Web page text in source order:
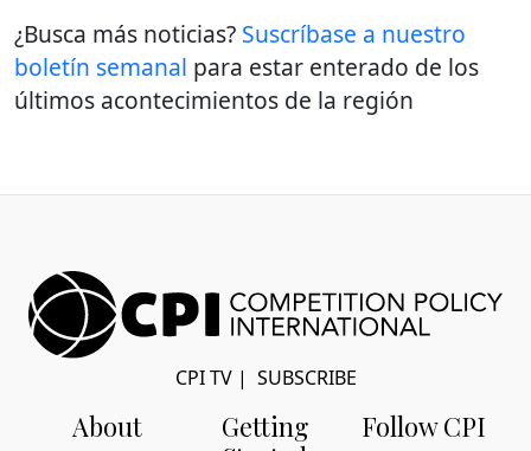
¿Busca más noticias? Suscríbase a nuestro
boletín semanal para estar enterado de los
últimos acontecimientos de la región
CPI TV| SUBSCRIBE
About
Getting
Follow CPI